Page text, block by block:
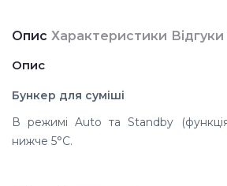
Опис Характеристики Відгуки
Опис
Бункер для суміші
В режимі Auto та Standby (функція
нижче 5°C.